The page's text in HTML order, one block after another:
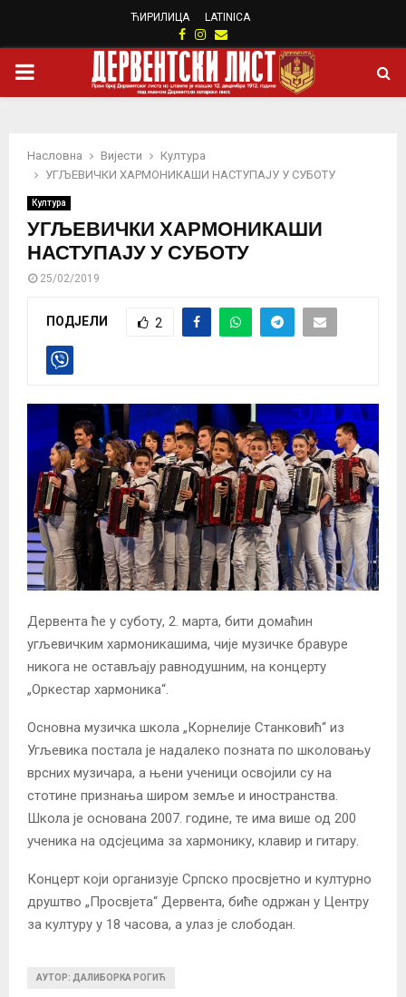
ЋИРИЛИЦА LATINICA
Facebook
Instagram
Email
PRIMARY
Насловна Вијести
Култура
УГЉЕВИЧКИ ХАРМОНИКАШИ НАСТУПАЈУ У СУБОТУ
Култура
УГЉЕВИЧКИ ХАРМОНИКАШИ
НАСТУПАЈУ У СУБОТУ
25/02/2019
ПОДЈЕЛИ 2
Дервента ће у суботу, 2. марта, бити домаћин
угљевичким хармоникашима, чије музичке бравуре
никога не остављају равнодушним, на концерту
„Оркестар хармоника“.
Основна музичка школа „Корнелије Станковић“ из
Угљевика постала је надалеко позната по школовању
врсних музичара, а њени ученици освојили су на
стотине признања широм земље и иностранства.
Школа је основана 2007. године, те има више од 200
ученика на одсјецима за хармонику, клавир и гитару.
Концерт који организује Српско просвјетно и културно
друштво „Просвјета“ Дервента, биће одржан у Центру
за културу у 18 часова, а улаз је слободан.
АУТОР: ДАЛИБОРКА РОГИЋ